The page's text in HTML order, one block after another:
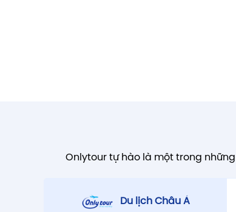
Onlytour tự hào là một trong
Du lịch Châu Á